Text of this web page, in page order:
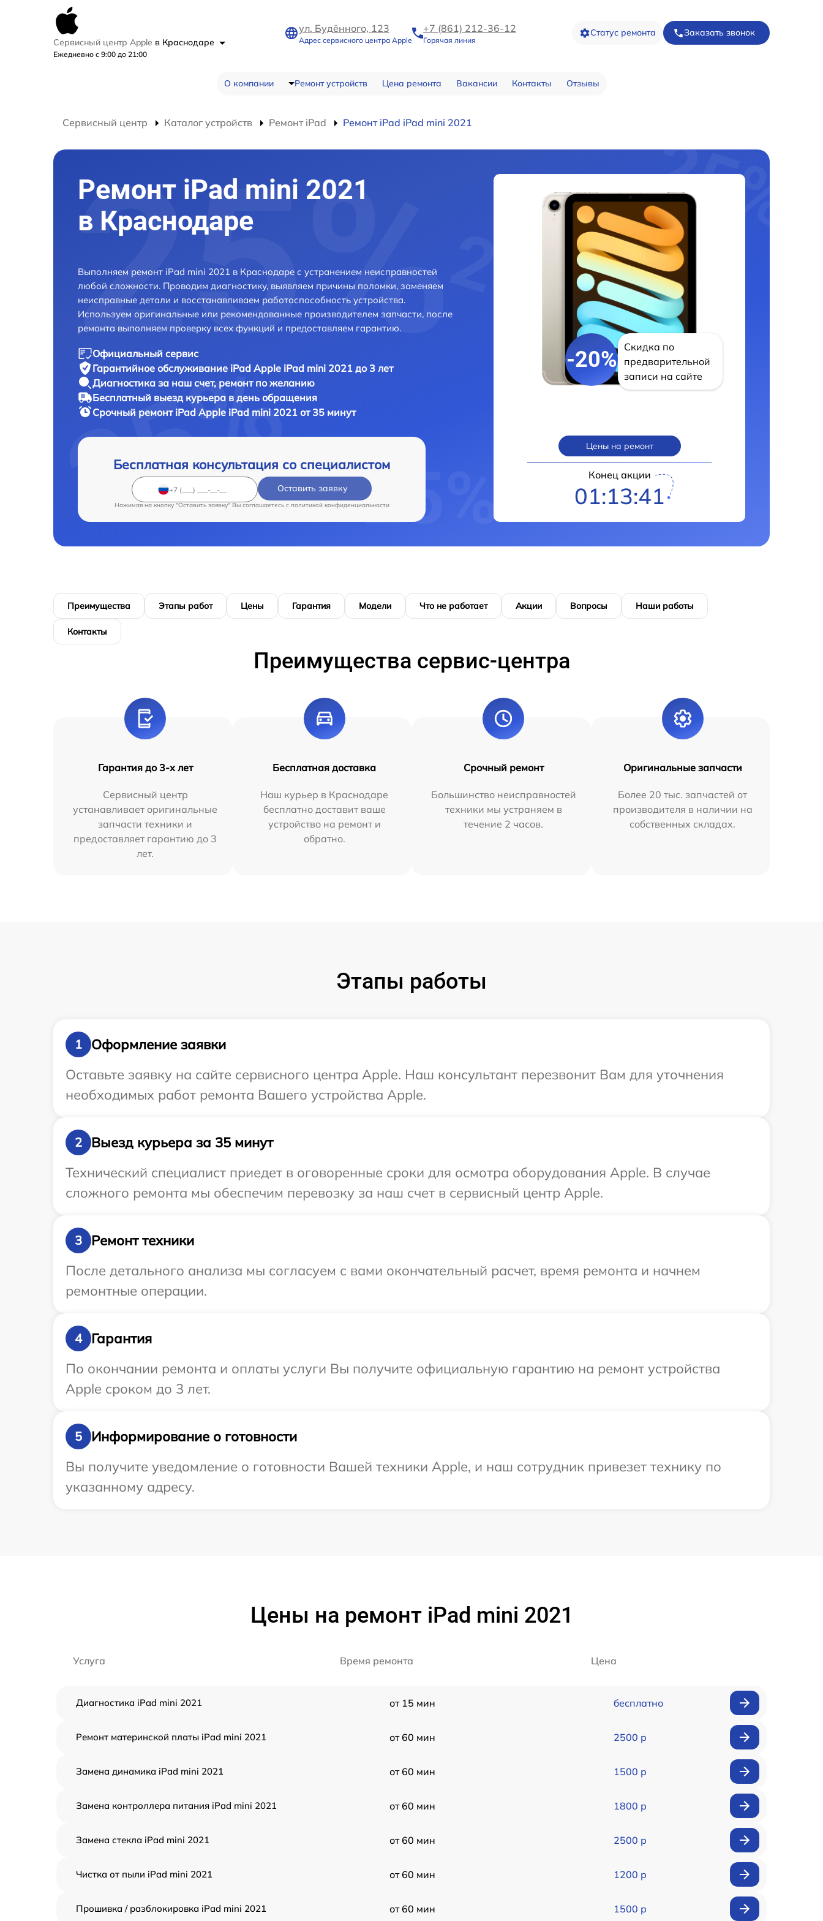
Сервисный центр Apple в Краснодаре
Ежедневно с 9:00 до 21:00
ул. Будённого, 123
Адрес сервисного центра Apple
+7 (861) 212-36-12
Горячая линия
Статус ремонта Заказать звонок
О компании Ремонт устройств Цена ремонта Вакансии Контакты Отзывы
Сервисный центр Каталог устройств Ремонт iPad Ремонт iPad iPad mini 2021
Ремонт iPad mini 2021
в Краснодаре
Выполняем ремонт iPad mini 2021 в Краснодаре с устранением неисправностей
любой сложности. Проводим диагностику, выявляем причины поломки, заменяем
неисправные детали и восстанавливаем работоспособность устройства.
Используем оригинальные или рекомендованные производителем запчасти, после
ремонта выполняем проверку всех функций и предоставляем гарантию.
Официальный сервис
Гарантийное обслуживание iPad Apple iPad mini 2021 до 3 лет
Диагностика за наш счет, ремонт по желанию
Бесплатный выезд курьера в день обращения
Срочный ремонт iPad Apple iPad mini 2021 от 35 минут
Бесплатная консультация со специалистом
Оставить заявку
Нажимая на кнопку "Оставить заявку" Вы соглашаетесь c политикой конфиденциальности
-20%
Скидка по
предварительной
записи на сайте
Цены на ремонт
Конец акции
01:13:40
Преимущества Этапы работ Цены Гарантия Модели Что не работает Акции Вопросы Наши работы
Контакты
Преимущества сервис-центра
Гарантия до 3-х лет
Сервисный центр
устанавливает оригинальные
запчасти техники и
предоставляет гарантию до 3
лет.
Бесплатная доставка
Наш курьер в Краснодаре
бесплатно доставит ваше
устройство на ремонт и
обратно.
Срочный ремонт
Большинство неисправностей
техники мы устраняем в
течение 2 часов.
Оригинальные запчасти
Более 20 тыс. запчастей от
производителя в наличии на
собственных складах.
Этапы работы
1
Оформление заявки
Оставьте заявку на сайте сервисного центра Apple. Наш консультант перезвонит Вам для уточнения
необходимых работ ремонта Вашего устройства Apple.
2
Выезд курьера за 35 минут
Технический специалист приедет в оговоренные сроки для осмотра оборудования Apple. В случае
сложного ремонта мы обеспечим перевозку за наш счет в сервисный центр Apple.
3
Ремонт техники
После детального анализа мы согласуем с вами окончательный расчет, время ремонта и начнем
ремонтные операции.
4
Гарантия
По окончании ремонта и оплаты услуги Вы получите официальную гарантию на ремонт устройства
Apple сроком до 3 лет.
5
Информирование о готовности
Вы получите уведомление о готовности Вашей техники Apple, и наш сотрудник привезет технику по
указанному адресу.
Цены на ремонт iPad mini 2021
Услуга Время ремонта Цена
Диагностика iPad mini 2021 от 15 мин бесплатно
Ремонт материнской платы iPad mini 2021 от 60 мин 2500 р
Замена динамика iPad mini 2021 от 60 мин 1500 р
Замена контроллера питания iPad mini 2021 от 60 мин 1800 р
Замена стекла iPad mini 2021 от 60 мин 2500 р
Чистка от пыли iPad mini 2021 от 60 мин 1200 р
Прошивка / разблокировка iPad mini 2021 от 60 мин 1500 р